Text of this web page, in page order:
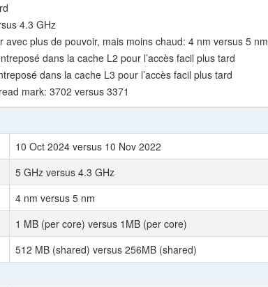
4.3 GHz
plus de pouvoir, mais moins chaud: 4 nm versus 5 nm
dans la cache L2 pour l’accès facil plus tard
dans la cache L3 pour l’accès facil plus tard
mark: 3702 versus 3371
10 Oct 2024 versus 10 Nov 2022
5 GHz versus 4.3 GHz
4 nm versus 5 nm
1 MB (per core) versus 1MB (per core)
512 MB (shared) versus 256MB (shared)